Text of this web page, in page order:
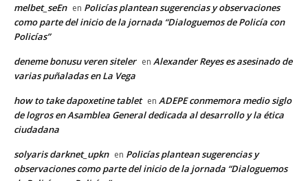
melbet_seEn en Policías plantean sugerencias y observaciones
como parte del inicio de la jornada “Dialoguemos de Policía con
Policías”
deneme bonusu veren siteler en Alexander Reyes es asesinado de
varias puñaladas en La Vega
how to take dapoxetine tablet en ADEPE conmemora medio siglo
de logros en Asamblea General dedicada al desarrollo y la ética
ciudadana
solyaris darknet_upkn en Policías plantean sugerencias y
observaciones como parte del inicio de la jornada “Dialoguemos